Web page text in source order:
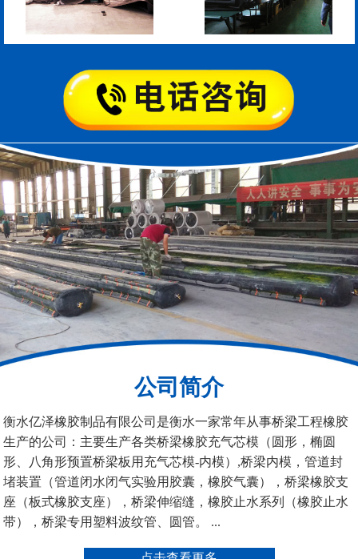
200*25米圆形桥梁气囊
390*14米的圆形充气芯
模
空心板内模 桥梁空心板气囊
桥梁空心板气囊 八角桥梁板内模
堵）
公司简介
衡水亿泽橡胶制品有限公司是衡水一家常年从事桥梁工程橡胶
生产的公司：主要生产各类桥梁橡胶充气芯模（圆形，椭圆
形、八角形预置桥梁板用充气芯模-内模）,桥梁内模，管道封
堵装置（管道闭水闭气实验用胶囊，橡胶气囊），桥梁橡胶支
座（板式橡胶支座），桥梁伸缩缝，橡胶止水系列（橡胶止水
带），桥梁专用塑料波纹管、圆管。 ...